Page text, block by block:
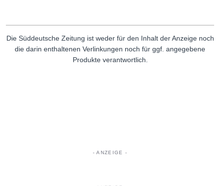
Die Süddeutsche Zeitung ist weder für den Inhalt der Anzeige noch
die darin enthaltenen Verlinkungen noch für ggf. angegebene
Produkte verantwortlich.